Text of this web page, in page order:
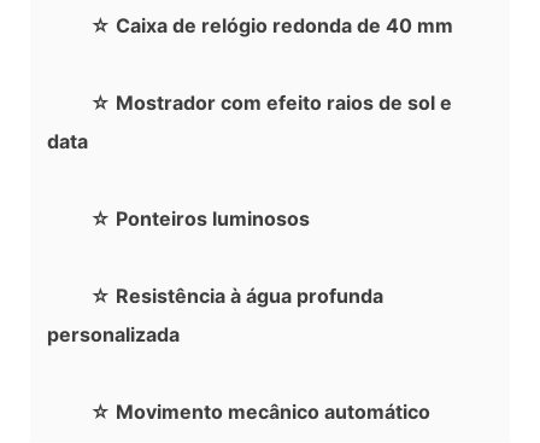
☆ Caixa de relógio redonda de 40 mm
☆ Mostrador com efeito raios de sol e
data
☆ Ponteiros luminosos
☆ Resistência à água profunda
personalizada
☆ Movimento mecânico automático